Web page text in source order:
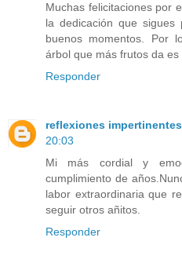
Muchas felicitaciones por
la dedicación que sigues
buenos momentos. Por
árbol que más frutos da
Responder
reflexiones impertinentes
20:03
Mi más cordial y
cumplimiento de
labor extraordinaria que
seguir otros añitos.
Responder